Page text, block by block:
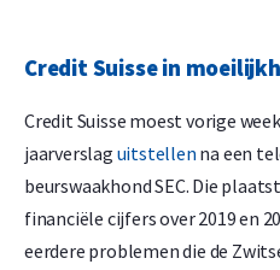
Credit Suisse in
Credit Suisse moest vorige
jaarverslag uitstellen na een
beurswaakhond SEC. Die
financiële cijfers over 2019 en
eerdere problemen die de